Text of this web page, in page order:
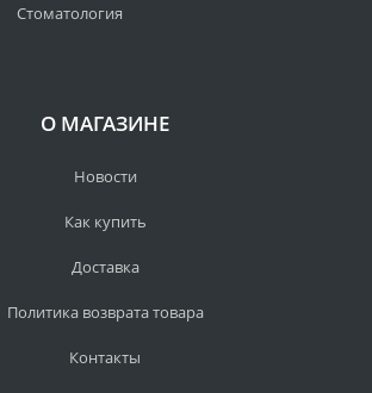
Стоматология
О МАГАЗИНЕ
Новости
Как купить
Доставка
Политика возврата товара
Контакты